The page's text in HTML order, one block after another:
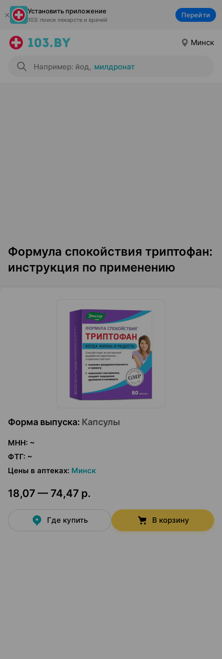
Установить приложение
103: поиск лекарств и врачей
Перейти
Минск
Например: йод, милдронат
Формула спокойствия триптофан:
инструкция по применению
Форма выпуска: Капсулы
МНН: ~
ФТГ: ~
Цены в аптеках: Минск
18,07 — 74,47 р.
Где купить В корзину